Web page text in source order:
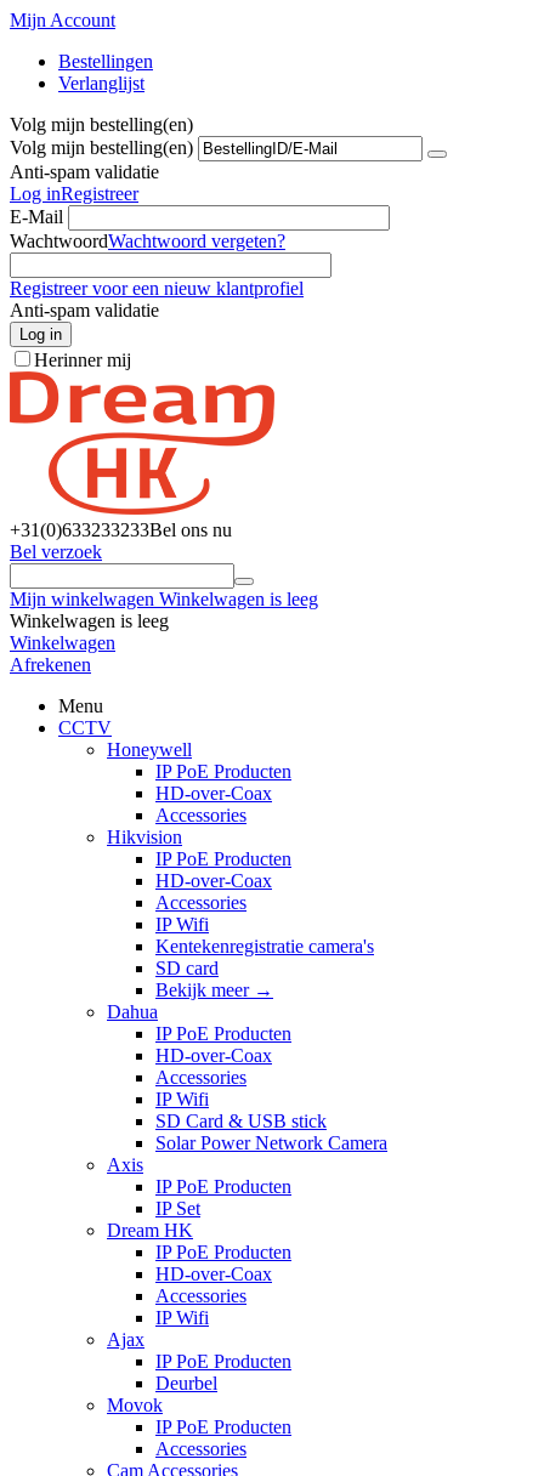
Mijn Account
Bestellingen
Verlanglijst
Volg mijn bestelling(en)
Volg mijn bestelling(en)
Anti-spam validatie
Log inRegistreer
E-Mail
WachtwoordWachtwoord vergeten?
Registreer voor een nieuw klantprofiel
Anti-spam validatie
Log in
Herinner mij
+31(0)633233233Bel ons nu
Bel verzoek
Mijn winkelwagen Winkelwagen is leeg
Winkelwagen is leeg
Winkelwagen
Afrekenen
Menu
CCTV
Honeywell
IP PoE Producten
HD-over-Coax
Accessories
Hikvision
IP PoE Producten
HD-over-Coax
Accessories
IP Wifi
Kentekenregistratie camera's
SD card
Bekijk meer →
Dahua
IP PoE Producten
HD-over-Coax
Accessories
IP Wifi
SD Card & USB stick
Solar Power Network Camera
Axis
IP PoE Producten
IP Set
Dream HK
IP PoE Producten
HD-over-Coax
Accessories
IP Wifi
Ajax
IP PoE Producten
Deurbel
Movok
IP PoE Producten
Accessories
Cam Accessories